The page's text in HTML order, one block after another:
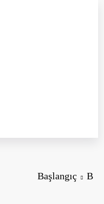
Başlangıç B